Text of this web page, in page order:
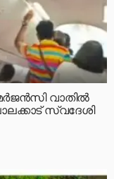
വാതിൽ
സ്വദേശി